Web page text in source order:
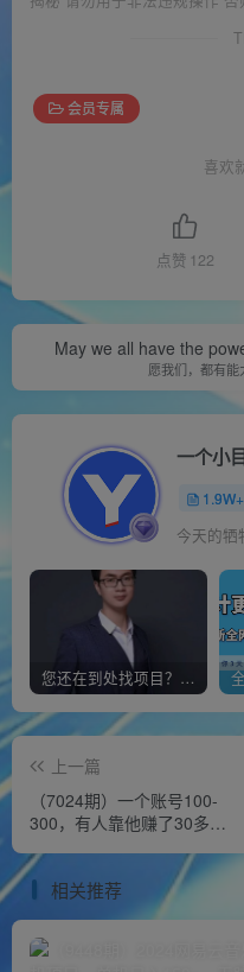
会员专属
喜欢
点赞 122
May we all have the
愿我们，都有
一个小
1.9W+
今天的牺
您还在到处找项目？还在当韭菜？我靠经营“一个小目标网创商城”年入百W+，曾经我也负债累累!
上一篇
（7024期）一个账号100-
300，有人靠他赚了30多
人都可以做到
相关推荐